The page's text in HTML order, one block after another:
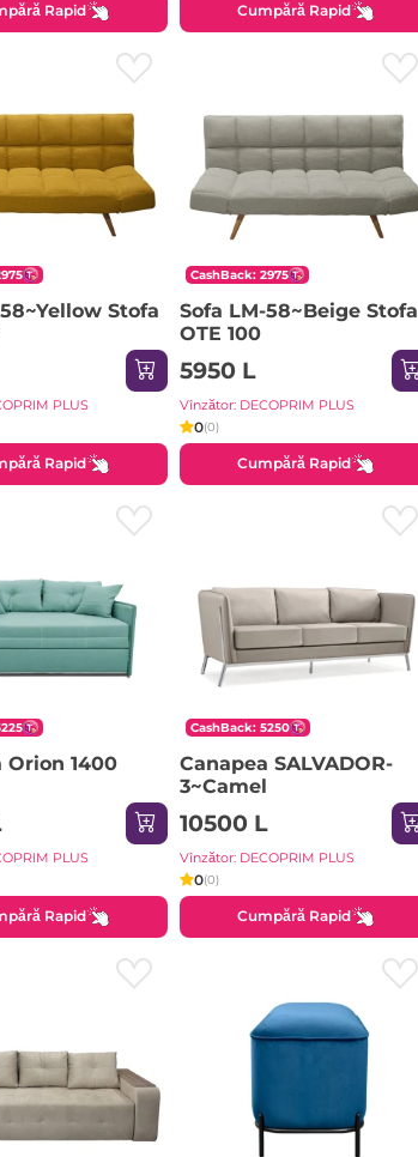
Rapid Cumpără Rapid
Stofa
PLUS
Rapid
CashBack: 2975
Sofa LM-58~Beige Stofa
OTE 100
5950 L
Vînzător: DECOPRIM PLUS
0(0)
Cumpără Rapid
Orion 1400
PLUS
Rapid
CashBack: 5250
Canapea SALVADOR-
3~Camel
10500 L
Vînzător: DECOPRIM PLUS
0(0)
Cumpără Rapid